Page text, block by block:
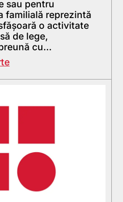
sau pentru
familială reprezintă
o activitate
de lege,
cu…